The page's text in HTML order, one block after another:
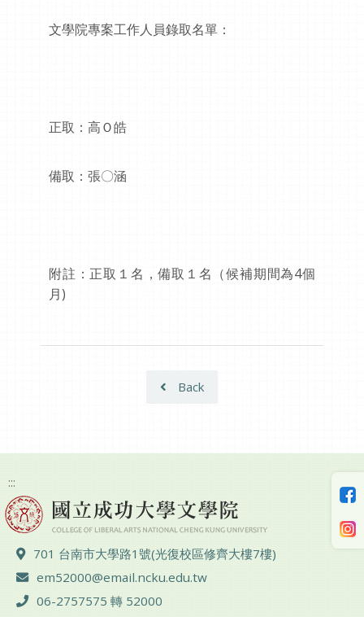
文學院專案工作人員錄取名單：
正取：高Ｏ皓
備取：張〇涵
附註：正取１名，備取１名（候補期間為4個
月)
Back
:::
ADD :
701 台南市大學路1號(光復校區修齊大樓7樓)
Email :
em52000@email.ncku.edu.tw
TEL :
06-2757575 轉 52000